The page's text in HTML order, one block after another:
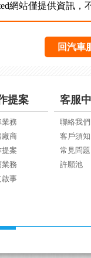
網站僅提供資訊
回汽車
提案
務
廠商
案
務
啟事
客服
聯絡我們
客戶須知
常見問題
許願池